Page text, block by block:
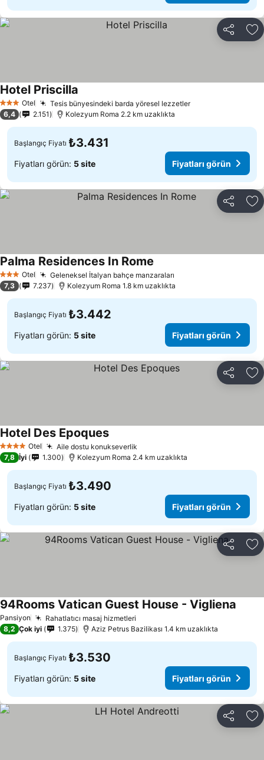
Paylaş
3 YıldızOtel Tesis bünyesindeki barda yöresel lezzetlerFiyatları görün
Hotel Priscilla
6,4 2.151 Kolezyum Roma 2.2 km uzaklıkta
Başlangıç Fiyatı ₺3.431
Fiyatları görün: 5 site Fiyatları görün
Paylaş
3 YıldızOtel Geleneksel İtalyan bahçe manzaraları
Palma Residences In Rome
7,3 7.237 Kolezyum Roma 1.8 km uzaklıkta
Başlangıç Fiyatı ₺3.442
Fiyatları görün: 5 site Fiyatları görün
Paylaş
4 Yıldız Otel Aile dostu konukseverlik
Hotel Des EpoquesFiyatları görün
7,8 İyi 1.300 Kolezyum Roma 2.4 km uzaklıkta
Başlangıç Fiyatı ₺3.490
Fiyatları görün: 5 site Fiyatları görün
Paylaş
Pansiyon Rahatlatıcı masaj hizmetleri
94Rooms Vatican Guest House - Vigliena
8,2 Çok iyi 1.375 Aziz Petrus Bazilikası 1.4 km uzaklıkta
Başlangıç Fiyatı ₺3.530
Fiyatları görün: 5 site Fiyatları görün
Paylaş